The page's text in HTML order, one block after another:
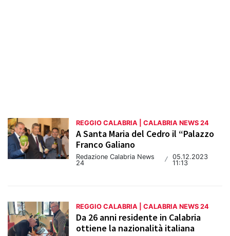
REGGIO CALABRIA | CALABRIA NEWS 24
A Santa Maria del Cedro il “Palazzo
Franco Galiano
Redazione Calabria News
24
/ 05.12.2023
11:13
REGGIO CALABRIA | CALABRIA NEWS 24
Da 26 anni residente in Calabria
ottiene la nazionalità italiana